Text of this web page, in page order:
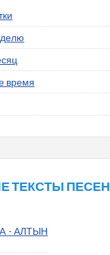
время
ТЕКСТЫ ПЕСЕН
- АЛТЫН